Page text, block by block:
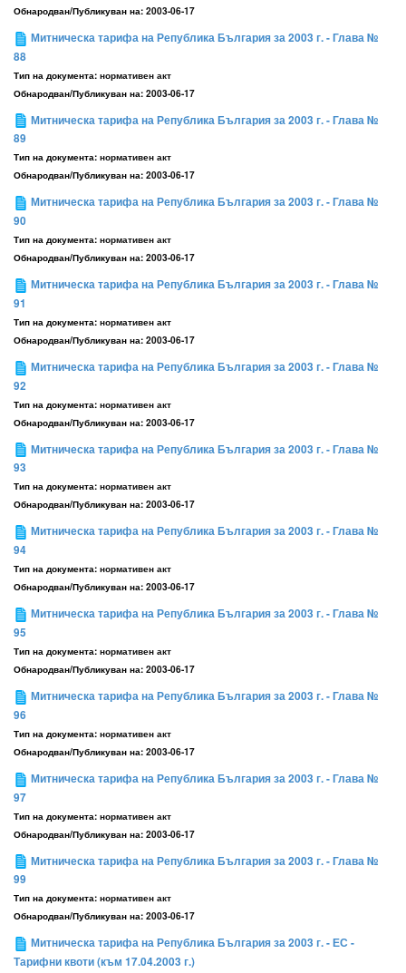
Обнародван/Публикуван на: 2003-06-17
Митническа тарифа на Република България за 2003 г. - Глава №
88
Тип на документа: нормативен акт
Обнародван/Публикуван на: 2003-06-17
Митническа тарифа на Република България за 2003 г. - Глава №
89
Тип на документа: нормативен акт
Обнародван/Публикуван на: 2003-06-17
Митническа тарифа на Република България за 2003 г. - Глава №
90
Тип на документа: нормативен акт
Обнародван/Публикуван на: 2003-06-17
Митническа тарифа на Република България за 2003 г. - Глава №
91
Тип на документа: нормативен акт
Обнародван/Публикуван на: 2003-06-17
Митническа тарифа на Република България за 2003 г. - Глава №
92
Тип на документа: нормативен акт
Обнародван/Публикуван на: 2003-06-17
Митническа тарифа на Република България за 2003 г. - Глава №
93
Тип на документа: нормативен акт
Обнародван/Публикуван на: 2003-06-17
Митническа тарифа на Република България за 2003 г. - Глава №
94
Тип на документа: нормативен акт
Обнародван/Публикуван на: 2003-06-17
Митническа тарифа на Република България за 2003 г. - Глава №
95
Тип на документа: нормативен акт
Обнародван/Публикуван на: 2003-06-17
Митническа тарифа на Република България за 2003 г. - Глава №
96
Тип на документа: нормативен акт
Обнародван/Публикуван на: 2003-06-17
Митническа тарифа на Република България за 2003 г. - Глава №
97
Тип на документа: нормативен акт
Обнародван/Публикуван на: 2003-06-17
Митническа тарифа на Република България за 2003 г. - Глава №
99
Тип на документа: нормативен акт
Обнародван/Публикуван на: 2003-06-17
Митническа тарифа на Република България за 2003 г. - ЕС -
Тарифни квоти (към 17.04.2003 г.)